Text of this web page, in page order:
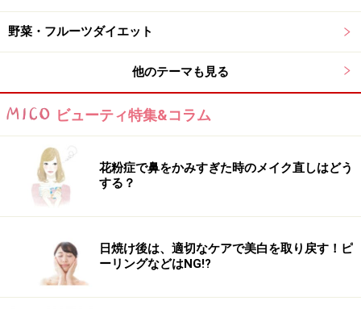
その人の年齢、体重、活動量、食生活、季節など様々な
要因で差はありますが、概ね私たちは尿や便として
毎日
れていませんが、皮膚や呼気からの意識されない水分の
ます。
寒い日に息が白くなるのは、この呼気の中の水（蒸気）
が外気で冷やされて目で見える大きさに集合するために
起ります。
野菜・フルーツダイエット
他のテーマも見る
ビューティ特集&コラム
花粉症で鼻をかみすぎた時のメイク直しはどう
する？
日焼け後は、適切なケアで美白を取り戻す！ピ
ーリングなどはNG!?